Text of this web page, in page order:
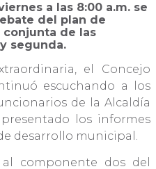
a las 8:00 a.m. se
del plan de
de las
segunda.
el Concejo
escuchando a los
de la Alcaldía
los informes
desarrollo municipal.
componente dos del